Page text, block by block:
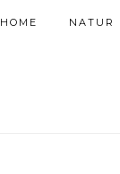
HOME NATUR